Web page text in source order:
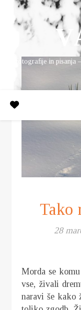
fotografije in pisanja
Tako
28
Morda se
vse, živali
naravi še kako